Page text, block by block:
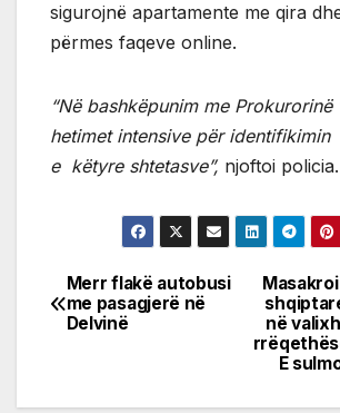
sigurojnë apartamente me qira
përmes faqeve online.
“Në bashkëpunim me Prokurorinë
hetimet intensive për identifikimin
e këtyre shtetasve”, njoftoi policia.
Post
navigation
në
E
Merr flakë autobusi
me pasagjerë në
Delvinë